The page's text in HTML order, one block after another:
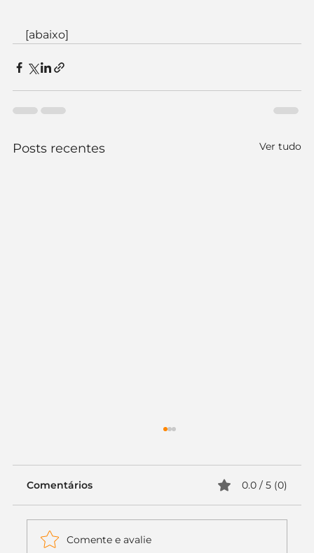
[abaixo]
Posts recentes Ver tudo
Comentários 0.0 / 5 (0)
Comente e avalie